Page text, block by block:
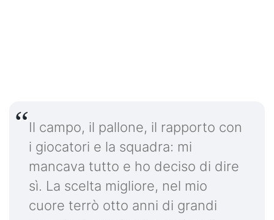
Il campo, il pallone, il rapporto con
i giocatori e la squadra: mi
mancava tutto e ho deciso di dire
sì. La scelta migliore, nel mio
cuore terrò otto anni di grandi